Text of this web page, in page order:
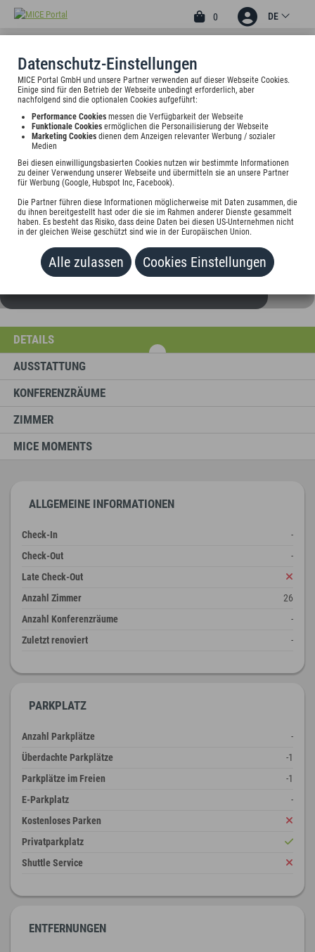
Datenschutz-Einstellungen
MICE Portal GmbH und unsere Partner verwenden auf dieser Webseite Cookies.
Einige sind für den Betrieb der Webseite unbedingt erforderlich, aber
nachfolgend sind die optionalen Cookies aufgeführt:
Performance Cookies messen die Verfügbarkeit der Webseite
Funktionale Cookies ermöglichen die Personailisierung der Webseite
Marketing Cookies dienen dem Anzeigen relevanter Werbung / sozialer
Medien
Bei diesen einwilligungsbasierten Cookies nutzen wir bestimmte Informationen
zu deiner Verwendung unserer Webseite und übermitteln sie an unsere Partner
für Werbung (Google, Hubspot Inc, Facebook).
Die Partner führen diese Informationen möglicherweise mit Daten zusammen, die
du ihnen bereitgestellt hast oder die sie im Rahmen anderer Dienste gesammelt
haben. Es besteht das Risiko, dass deine Daten bei diesen US-Unternehmen nicht
in der gleichen Weise geschützt sind wie in der Europäischen Union.
Alle zulassen Cookies Einstellungen
0 DE
1
BRAUEREI FÄSSLA
Obere Königstr. 19-21, 96052 Bamberg, Deutschland
HINZUFÜGEN
DETAILS
AUSSTATTUNG
KONFERENZRÄUME
ZIMMER
MICE MOMENTS
ALLGEMEINE INFORMATIONEN
Check-In
-
Check-Out
-
Late Check-Out
Anzahl Zimmer
26
Anzahl Konferenzräume
-
Zuletzt renoviert
-
PARKPLATZ
Anzahl Parkplätze
-
Überdachte Parkplätze
-1
Parkplätze im Freien
-1
E-Parkplatz
-
Kostenloses Parken
Privatparkplatz
Shuttle Service
ENTFERNUNGEN